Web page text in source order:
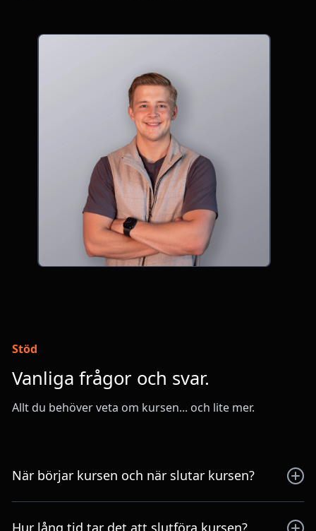
Stöd
Vanliga frågor och svar.
Allt du behöver veta om kursen... och lite mer.
När börjar kursen och när slutar kursen?
du direkt tillgång till allt material. Här kan du dyka in i
Hur lång tid tar det att slutföra kursen?